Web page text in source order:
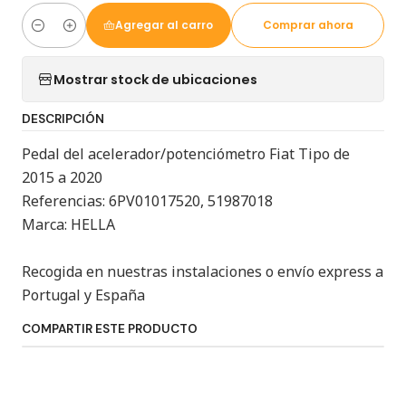
Cantidad
Agregar al carro Comprar ahora
Mostrar stock de ubicaciones
DESCRIPCIÓN
Pedal del acelerador/potenciómetro Fiat Tipo de
2015 a 2020
Referencias: 6PV01017520, 51987018
Marca: HELLA
Recogida en nuestras instalaciones o envío express a
Portugal y España
COMPARTIR ESTE PRODUCTO